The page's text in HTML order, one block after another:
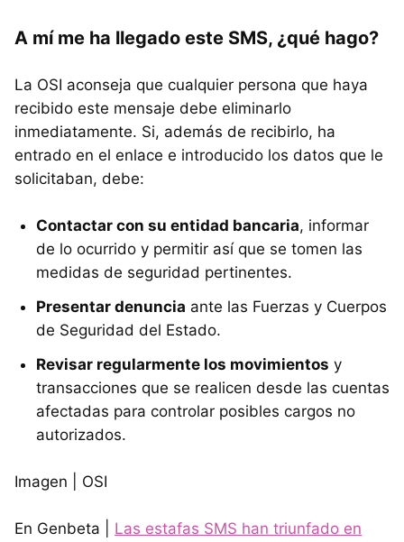
A mí me ha llegado este SMS, ¿qué hago?
La OSI aconseja que cualquier persona que haya
recibido este mensaje debe eliminarlo
inmediatamente. Si, además de recibirlo, ha
entrado en el enlace e introducido los datos que le
solicitaban, debe:
Contactar con su entidad bancaria, informar
de lo ocurrido y permitir así que se tomen las
medidas de seguridad pertinentes.
Presentar denuncia ante las Fuerzas y Cuerpos
de Seguridad del Estado.
Revisar regularmente los movimientos y
transacciones que se realicen desde las cuentas
afectadas para controlar posibles cargos no
autorizados.
Imagen | OSI
En Genbeta | Las estafas SMS han triunfado en